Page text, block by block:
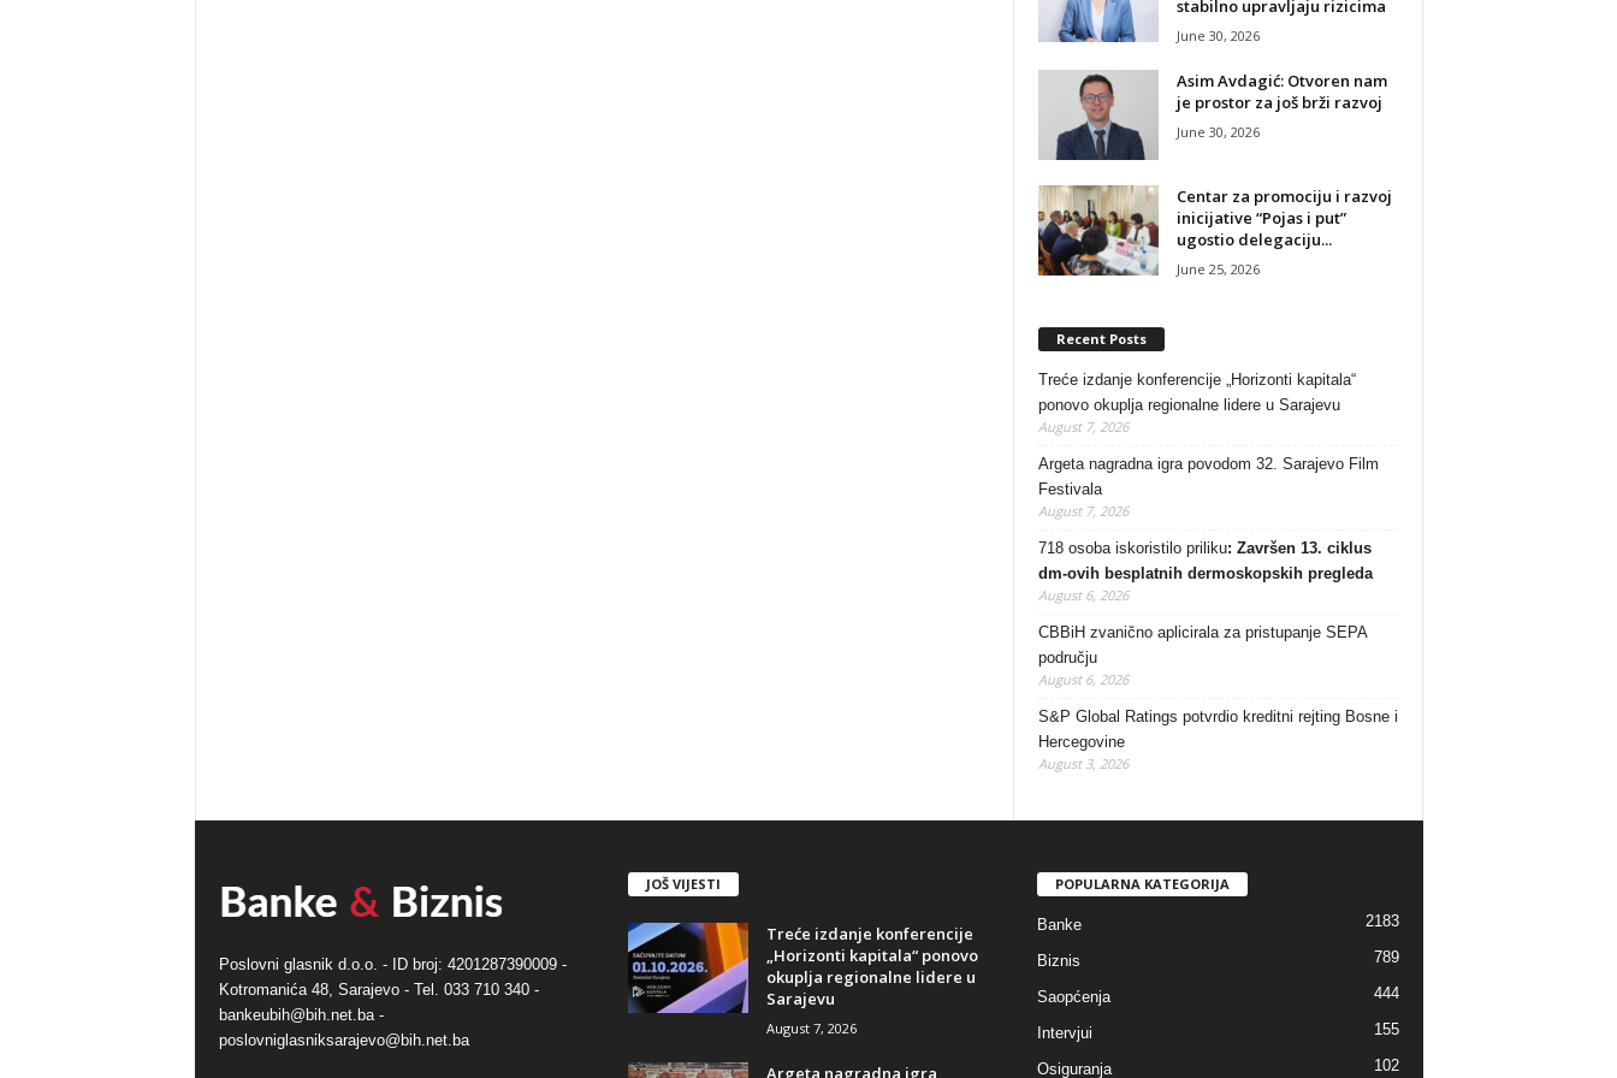
stabilno upravljaju rizicima
June 30, 2026
Asim Avdagić: Otvoren nam
je prostor za još brži razvoj
June 30, 2026
Centar za promociju i razvoj
inicijative “Pojas i put”
ugostio delegaciju...
June 25, 2026
Recent Posts
Treće izdanje konferencije „Horizonti kapitala“
ponovo okuplja regionalne lidere u Sarajevu
August 7, 2026
Argeta nagradna igra povodom 32. Sarajevo Film
Festivala
August 7, 2026
718 osoba iskoristilo priliku: Završen 13. ciklus
dm-ovih besplatnih dermoskopskih pregleda
August 6, 2026
CBBiH zvanično aplicirala za pristupanje SEPA
području
August 6, 2026
S&P Global Ratings potvrdio kreditni rejting Bosne i
Hercegovine
August 3, 2026
Poslovni glasnik d.o.o. - ID broj: 4201287390009 -
Kotromanića 48, Sarajevo - Tel. 033 710 340 -
bankeubih@bih.net.ba -
poslovniglasniksarajevo@bih.net.ba
JOŠ VIJESTI
Treće izdanje konferencije
„Horizonti kapitala“ ponovo
okuplja regionalne lidere u
Sarajevu
August 7, 2026
Argeta nagradna igra
POPULARNA KATEGORIJA
Banke 2183
Biznis 789
Saopćenja 444
Intervjui 155
Osiguranja 102